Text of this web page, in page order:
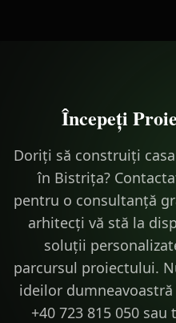
Începeți
Doriți să construiți
în Bistrița?
pentru o consultanță
arhitecți vă stă la
soluții
parcursul proiectului.
ideilor
+40 723 815 050